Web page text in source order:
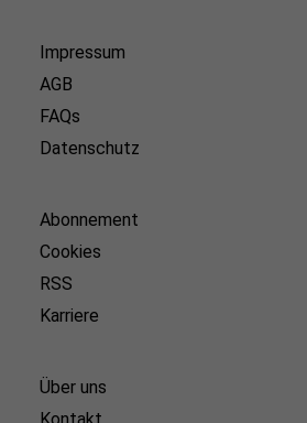
Impressum
AGB
FAQs
Datenschutz
Abonnement
Cookies
RSS
Karriere
Über uns